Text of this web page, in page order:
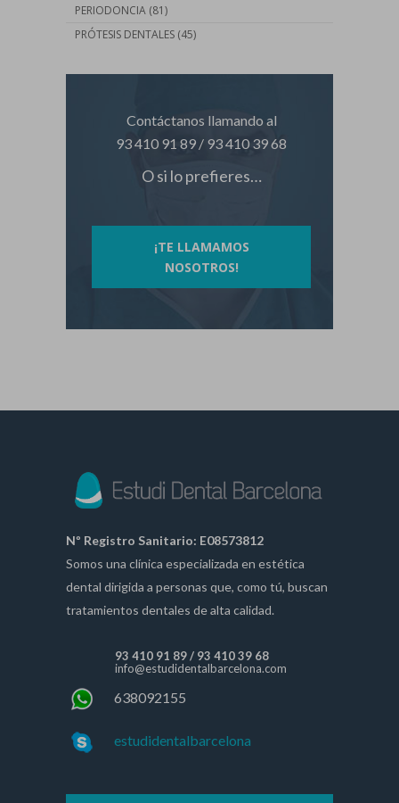
PERIODONCIA (81)
PRÓTESIS DENTALES (45)
Contáctanos llamando al
93 410 91 89 / 93 410 39 68
O si lo prefieres…
¡TE LLAMAMOS
NOSOTROS!
Nº Registro Sanitario: E08573812
Somos una clínica especializada en estética
dental dirigida a personas que, como tú, buscan
tratamientos dentales de alta calidad.
93 410 91 89/ 93 410 39 68
info@estudidentalbarcelona.com
638092155
estudidentalbarcelona